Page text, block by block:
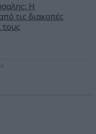
Η
τις διακοπές
τους